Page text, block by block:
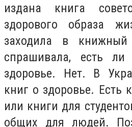
издана книга
здорового образа
заходила в
спрашивала, есть
здоровье. Нет. В
книг о здоровье. Есть
или книги для
общих для людей.